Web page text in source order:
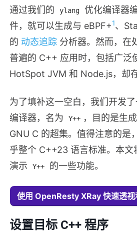
通过我们的
ylang 优化编译器
件，就可以生成与 eBPF+1、
的 动态追踪 分析器。然而，在
普遍的 C++ 应用时，包括广泛
HotSpot JVM 和 Node.js，却
为了填补这一空白，我们开发
编译器，名为
Y++ ，目的是生成
GNU C 的超集。值得注意的是，
乎整个 C++23 语言标准。本文
演示
Y++ 的一些功能。
使用 OpenResty XRay 快速透视
设置目标 C++ 程序